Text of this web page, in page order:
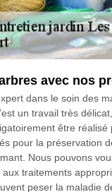
avec nos
dans le soin des
un travail très
être réalisé
pour la préservation
Nous pouvons
traitements
peser la maladie